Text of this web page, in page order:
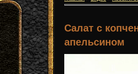
Салат с
апельсином